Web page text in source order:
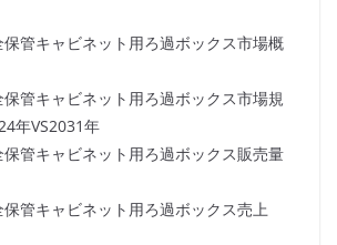
管キャビネット用ろ過ボックス市場概
管キャビネット用ろ過ボックス市場規
年VS2031年
管キャビネット用ろ過ボックス販売量
管キャビネット用ろ過ボックス売上